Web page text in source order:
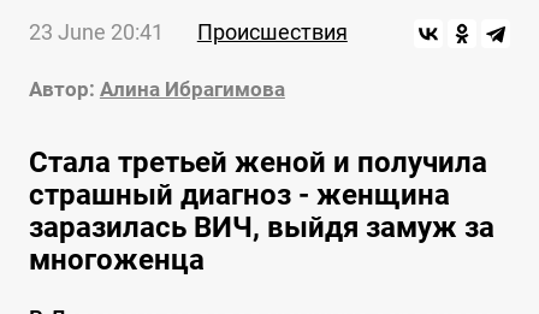
23 June 20:41 Происшествия
Автор: Алина Ибрагимова
Стала третьей женой и получила
страшный диагноз - женщина
заразилась ВИЧ, выйдя замуж за
многоженца